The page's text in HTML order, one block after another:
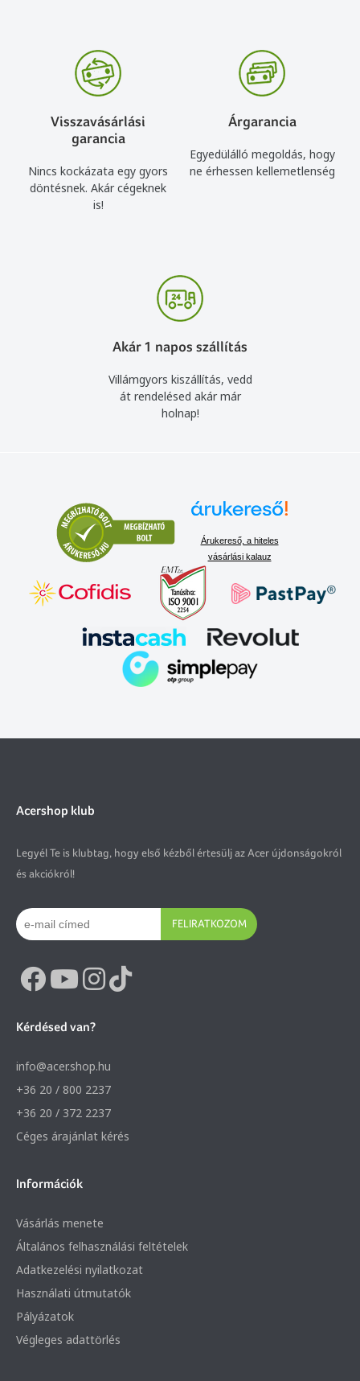
Visszavásárlási
garancia
Nincs kockázata egy gyors
döntésnek. Akár cégeknek
is!
Árgarancia
Egyedülálló megoldás, hogy
ne érhessen kellemetlenség
Akár 1 napos szállítás
Villámgyors kiszállítás, vedd
át rendelésed akár már
holnap!
Árukereső, a hiteles
vásárlási kalauz
Acershop klub
Legyél Te is klubtag, hogy első kézből értesülj az Acer újdonságokról
és akciókról!
FELIRATKOZOM
Kérdésed van?
info@acer.shop.hu
+36 20 / 800 2237
+36 20 / 372 2237
Céges árajánlat kérés
Információk
Vásárlás menete
Általános felhasználási feltételek
Adatkezelési nyilatkozat
Használati útmutatók
Pályázatok
Végleges adattörlés